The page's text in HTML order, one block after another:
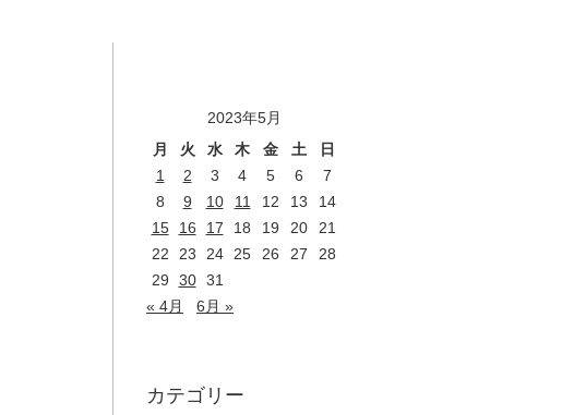
2023年5月
月
火 水 木 金 土
日
1
2 3 4 5 6
7
8
9 10 11 12 13
14
15
16 17 18 19 20
21
22
23 24 25 26 27
28
29
30 31
« 4月
6月 »
カテゴリー